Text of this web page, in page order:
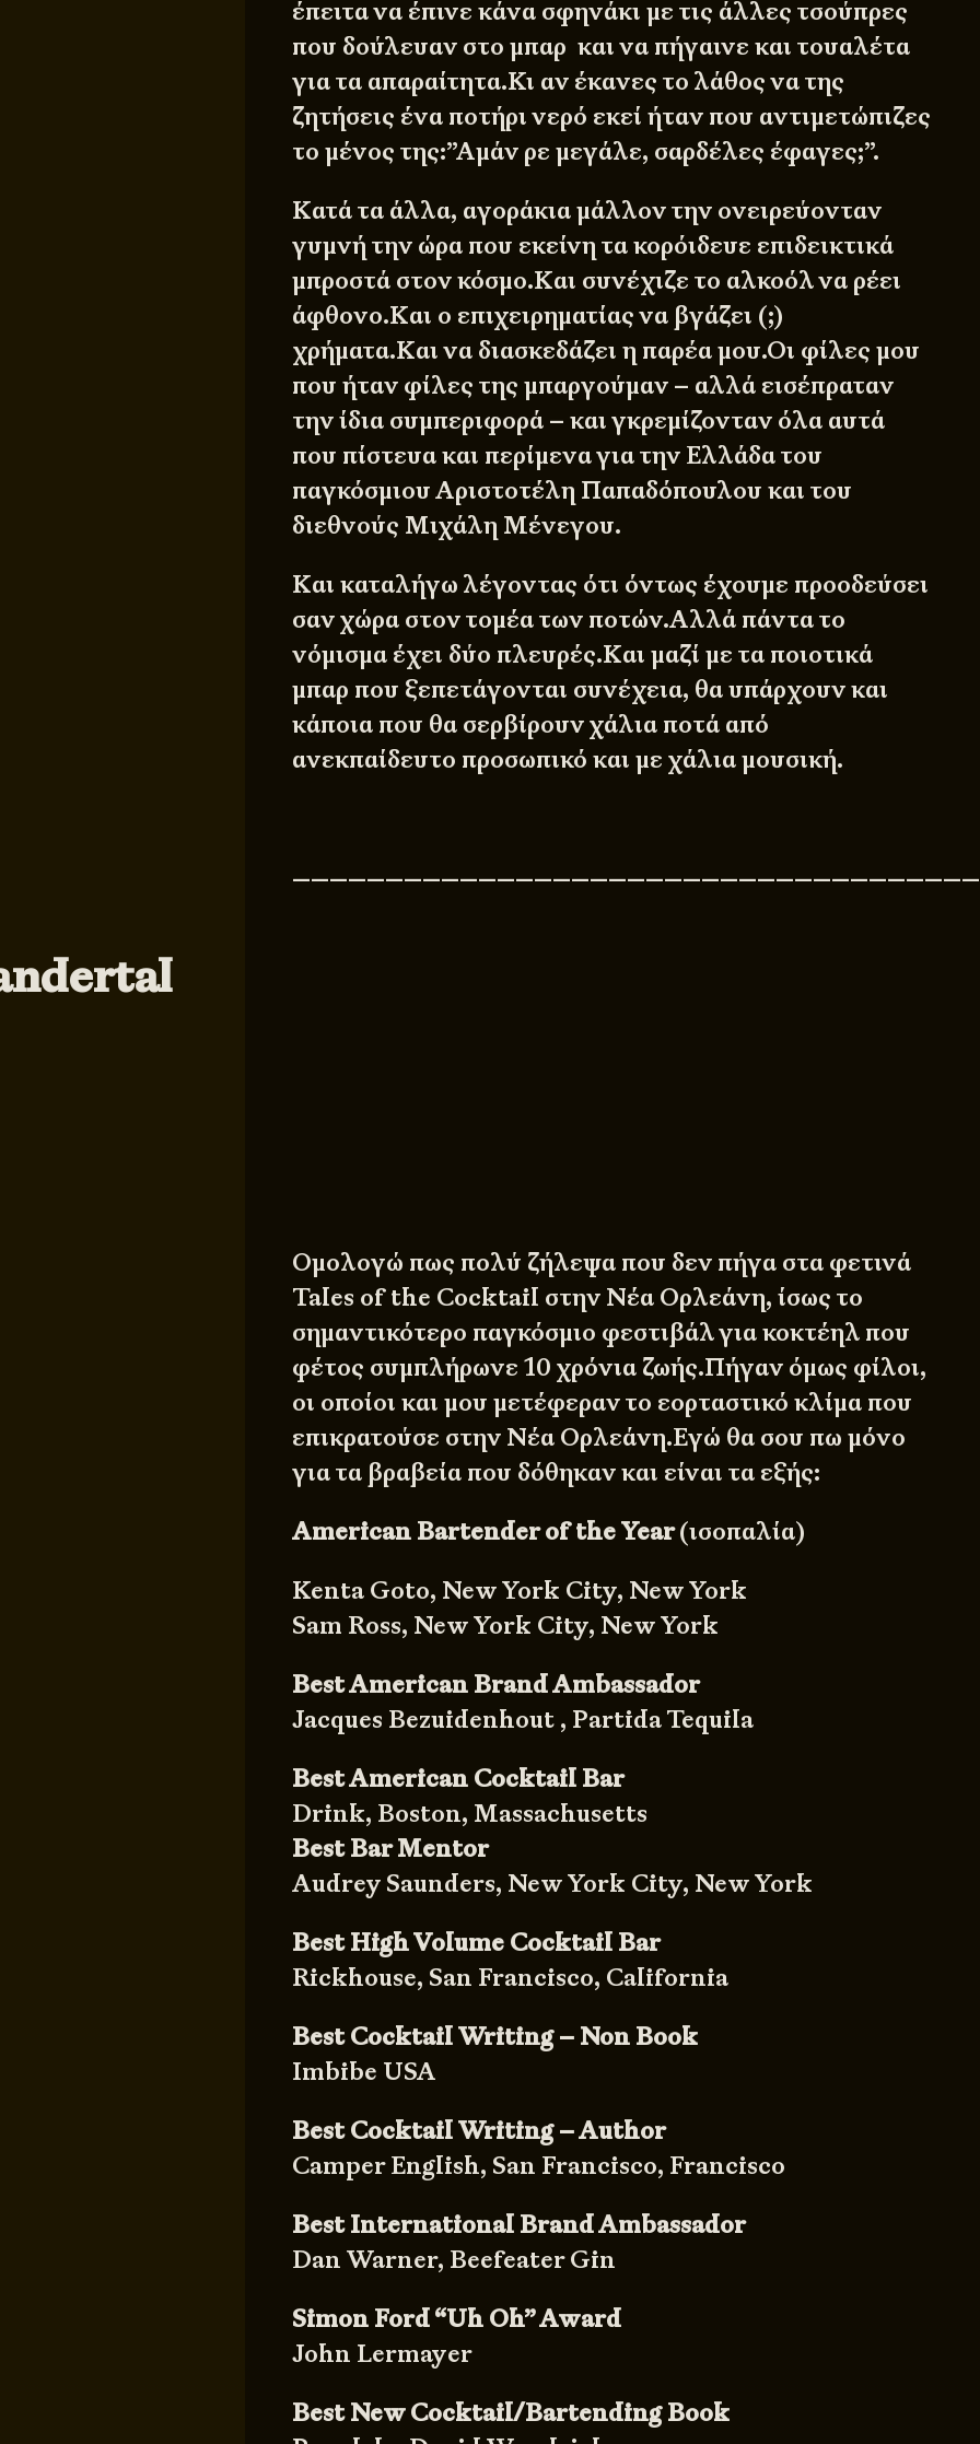
έπειτα να έπινε κάνα σφηνάκι με τις άλλες τσούπρες
που δούλευαν στο μπαρ και να πήγαινε και τουαλέτα
για τα απαραίτητα.Κι αν έκανες το λάθος να της
ζητήσεις ένα ποτήρι νερό εκεί ήταν που αντιμετώπιζες
το μένος της:”Αμάν ρε μεγάλε, σαρδέλες έφαγες;”.
Κατά τα άλλα, αγοράκια μάλλον την ονειρεύονταν
γυμνή την ώρα που εκείνη τα κορόιδευε επιδεικτικά
μπροστά στον κόσμο.Και συνέχιζε το αλκοόλ να ρέει
άφθονο.Και ο επιχειρηματίας να βγάζει (;)
χρήματα.Και να διασκεδάζει η παρέα μου.Οι φίλες μου
που ήταν φίλες της μπαργούμαν – αλλά εισέπραταν
την ίδια συμπεριφορά – και γκρεμίζονταν όλα αυτά
που πίστευα και περίμενα για την Ελλάδα του
παγκόσμιου Αριστοτέλη Παπαδόπουλου και του
διεθνούς Μιχάλη Μένεγου.
Και καταλήγω λέγοντας ότι όντως έχουμε προοδεύσει
σαν χώρα στον τομέα των ποτών.Αλλά πάντα το
νόμισμα έχει δύο πλευρές.Και μαζί με τα ποιοτικά
μπαρ που ξεπετάγονται συνέχεια, θα υπάρχουν και
κάποια που θα σερβίρουν χάλια ποτά από
ανεκπαίδευτο προσωπικό και με χάλια μουσική.
Ομολογώ πως πολύ ζήλεψα που δεν πήγα στα φετινά
Tales of the Cocktail στην Νέα Ορλεάνη, ίσως το
σημαντικότερο παγκόσμιο φεστιβάλ για κοκτέηλ που
φέτος συμπλήρωνε 10 χρόνια ζωής.Πήγαν όμως φίλοι,
οι οποίοι και μου μετέφεραν το εορταστικό κλίμα που
επικρατούσε στην Νέα Ορλεάνη.Εγώ θα σου πω μόνο
για τα βραβεία που δόθηκαν και είναι τα εξής:
American Bartender of the Year(ισοπαλία)
Kenta Goto, New York City, New York
Sam Ross, New York City, New York
Best American Brand Ambassador
Jacques Bezuidenhout , Partida Tequila
Best American Cocktail Bar
Drink, Boston, Massachusetts
Best Bar Mentor
Audrey Saunders, New York City, New York
Best High Volume Cocktail Bar
Rickhouse, San Francisco, California
Best Cocktail Writing – Non Book
Imbibe USA
Best Cocktail Writing – Author
Camper English, San Francisco, Francisco
Best International Brand Ambassador
Dan Warner, Beefeater Gin
Simon Ford “Uh Oh” Award
John Lermayer
Best New Cocktail/Bartending Book